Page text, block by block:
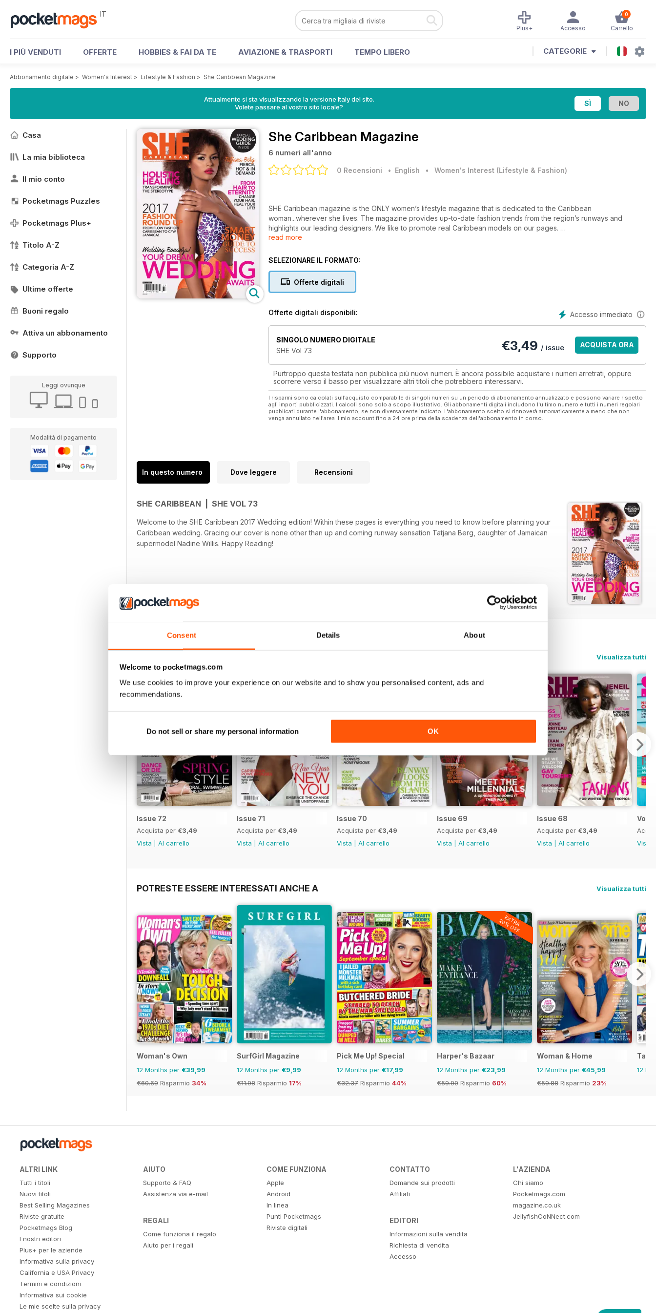
Consent Details About
Welcome to pocketmags.com
We use cookies to improve your experience on our website and to show you personalised content, ads and
recommendations.
Do not sell or share my personal information OK
IT 0
Carrello
Accesso
Plus+
I PIÙ VENDUTI OFFERTE HOBBIES & FAI DA TE AVIAZIONE & TRASPORTI TEMPO LIBERO CATEGORIE
Abbonamento digitale > Women's Interest > Lifestyle & Fashion > She Caribbean Magazine
Attualmente si sta visualizzando la versione Italy del sito.
Volete passare al vostro sito locale?
Casa
La mia biblioteca
Il mio conto
Pocketmags Puzzles
Pocketmags Plus+
Titolo A-Z
Categoria A-Z
Ultime offerte
Buoni regalo
Attiva un abbonamento
Supporto
Leggi ovunque
Modalità di pagamento
She Caribbean Magazine
6 numeri all'anno
0 Recensioni • English • Women's Interest (Lifestyle & Fashion)
SHE Caribbean magazine is the ONLY women’s lifestyle magazine that is dedicated to the Caribbean
woman...wherever she lives. The magazine provides up-to-date fashion trends from the region’s runways and
highlights our leading designers. We like to promote real Caribbean models on our pages.
these models have taken the world by storm including Jamaica’s Nadine Willis, Rihanna, Jaunel McKenzie, and St
Beauty pages are focussed on black skin care; dynamic, dramatic and day-to-day makeup and hair designs. SHE
what’s new and hot in the Caribbean, real-life stories, profiles, reviews, legal, financial and medical Q&A’s, travel,
food, parenting, humour – everything to compliment a woman’s lifestyle and yearning for all things Caribbean.
At SHE Caribbean we have the most comprehensive look at all things Caribbean.
We are truly in sync with the Caribbean. We inspire, encourage and promote Caribbean women – everywhere.
read more
SELEZIONARE IL FORMATO:
Offerte digitali
Accesso immediato
Offerte digitali disponibili:
SINGOLO NUMERO DIGITALE
SHE Vol 73
€3,49 / issue ACQUISTA ORA
Purtroppo questa testata non pubblica più nuovi numeri. È ancora possibile acquistare i numeri arretrati, oppure
scorrere verso il basso per visualizzare altri titoli che potrebbero interessarvi.
I risparmi sono calcolati sull'acquisto comparabile di singoli numeri su un periodo di abbonamento annualizzato e possono variare rispetto
agli importi pubblicizzati. I calcoli sono solo a scopo illustrativo. Gli abbonamenti digitali includono l'ultimo numero e tutti i numeri regolari
pubblicati durante l'abbonamento, se non diversamente indicato. L'abbonamento scelto si rinnoverà automaticamente a meno che non
venga annullato nell'area Il mio account fino a 24 ore prima della scadenza dell'abbonamento in corso.
In questo numero Dove leggere Recensioni
SHE CARIBBEAN | SHE VOL 73
Welcome to the SHE Caribbean 2017 Wedding edition! Within these pages is everything you need to know before planning your
Caribbean wedding. Gracing our cover is none other than up and coming runway sensation Tatjana Berg, daughter of Jamaican
supermodel Nadine Willis. Happy Reading!
Visualizza tutti
Issue 72
Acquista per €3,49
Vista
Al carrello
Issue 71
Acquista per €3,49
Vista
Al carrello
Issue 70
Acquista per €3,49
Vista
Al carrello
Issue 69
Acquista per €3,49
Vista
Al carrello
Issue 68
Acquista per €3,49
Vista
Al carrello
Vol
Vista
POTRESTE ESSERE INTERESSATI ANCHE A Visualizza tutti
Woman's Own
12 Months per €39,99
€60.69 Risparmio 34%
SurfGirl Magazine
12 Months per €9,99
€11.98 Risparmio 17%
Pick Me Up! Special
12 Months per €17,99
€32.37 Risparmio 44%
EXTRA
20% OFF
Harper's Bazaar
12 Months per €23,99
€59.90 Risparmio 60%
Woman & Home
12 Months per €45,99
€59.88 Risparmio 23%
Take
12
ALTRI LINK
Tutti i titoli
Nuovi titoli
Best Selling Magazines
Riviste gratuite
Pocketmags Blog
I nostri editori
Plus+ per le aziende
Informativa sulla privacy
California e USA Privacy
Termini e condizioni
Informativa sui cookie
Le mie scelte sulla privacy
AIUTO
Supporto & FAQ
Assistenza via e-mail
REGALI
Come funziona il regalo
Aiuto per i regali
COME FUNZIONA
Apple
Android
In linea
Punti Pocketmags
Riviste digitali
CONTATTO
Domande sui prodotti
Affiliati
EDITORI
Informazioni sulla vendita
Richiesta di vendita
Accesso
L'AZIENDA
Chi siamo
Pocketmags.com
magazine.co.uk
JellyfishCoNNect.com